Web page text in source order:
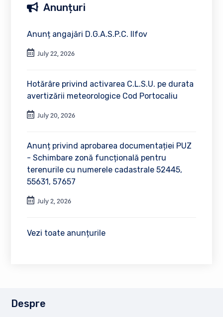
Anunțuri
Anunț angajări D.G.A.S.P.C. Ilfov
July 22, 2026
Hotărâre privind activarea C.L.S.U. pe durata
avertizării meteorologice Cod Portocaliu
July 20, 2026
Anunț privind aprobarea documentației PUZ
- Schimbare zonă funcțională pentru
terenurile cu numerele cadastrale 52445,
55631, 57657
July 2, 2026
Vezi toate anunțurile
Despre